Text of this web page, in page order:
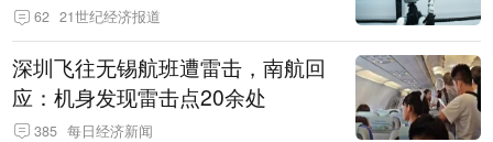
62 21世纪经济报道
深圳飞往无锡航班遭雷击，南航回
应：机身发现雷击点20余处
385 每日经济新闻